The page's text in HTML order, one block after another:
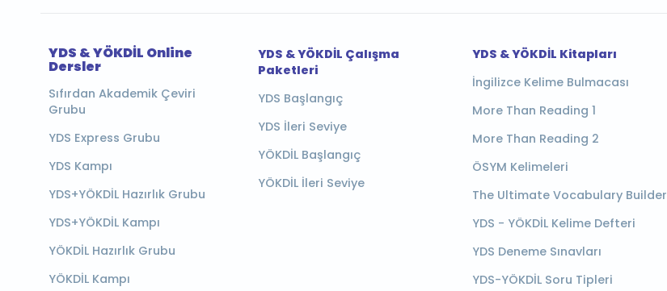
YDS & YÖKDİL Online
Dersler
Sıfırdan Akademik Çeviri
Grubu
YDS Express Grubu
YDS Kampı
YDS+YÖKDİL Hazırlık Grubu
YDS+YÖKDİL Kampı
YÖKDİL Hazırlık Grubu
YÖKDİL Kampı
YDS & YÖKDİL Çalışma
Paketleri
YDS Başlangıç
YDS İleri Seviye
YÖKDİL Başlangıç
YÖKDİL İleri Seviye
YDS & YÖKDİL Kitapları
İngilizce Kelime Bulmacası
More Than Reading 1
More Than Reading 2
ÖSYM Kelimeleri
The Ultimate Vocabulary Builder
YDS - YÖKDİL Kelime Defteri
YDS Deneme Sınavları
YDS-YÖKDİL Soru Tipleri